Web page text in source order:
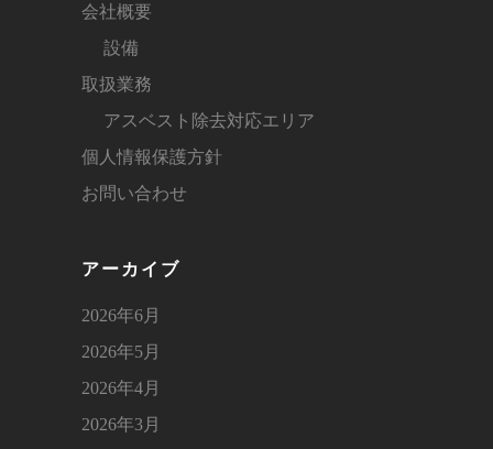
会社概要
設備
取扱業務
アスベスト除去対応エリア
個人情報保護方針
お問い合わせ
アーカイブ
2026年6月
2026年5月
2026年4月
2026年3月